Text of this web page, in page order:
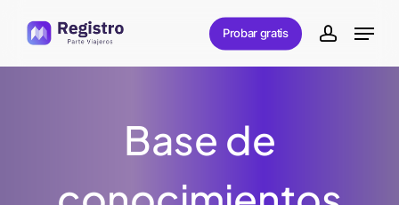
main
Probar gratis account
Menu
Base de